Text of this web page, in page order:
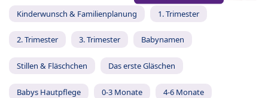
Kinderwunsch & Familienplanung 1. Trimester
2. Trimester 3. Trimester Babynamen
Stillen & Fläschchen Das erste Gläschen
Babys Hautpflege 0-3 Monate 4-6 Monate